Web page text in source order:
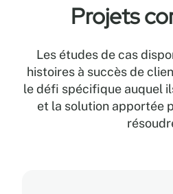
Projets
Les études de cas
histoires à succès de
le défi spécifique auquel
et la solution apportée